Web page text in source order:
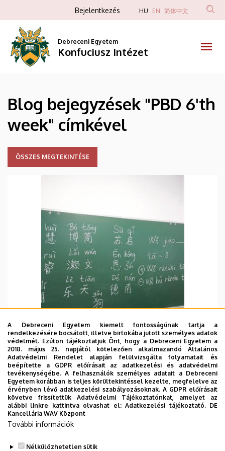
6'th
week
Konfuciusz
Intézet
a
tartalomra
Anonim
fiók
menüje
Bejelentkezés HU EN 简体中文
Debreceni Egyetem
Konfuciusz Intézet
Blog bejegyzések "PBD 6'th
week" címkével
ÖSSZES MEGTEKINTÉSE
PBD 2022.10.10-14.
A héten is nagyon izgalmasan teltek a kínai órák,
hétfőn még egy amőbához hasonló játékot is
készítettünk, ahol a hallgatóknak fel kellett
ismerniük különféle kínai szavakat, kifejezéseket,
majd azokat összekötve öt darabot összegyűjteni,
csoport) nehogy megakadályozza ezt. A hallgatók
A Debreceni Egyetem kiemelt fontosságúnak tartja a
rendelkezésére bocsátott, illetve birtokába jutott személyes adatok
védelmét. Ezúton tájékoztatjuk Önt, hogy a Debreceni Egyetem a
2018. május 25. napjától kötelezően alkalmazandó Általános
Adatvédelmi Rendelet alapján felülvizsgálta folyamatait és
beépítette a GDPR előírásait az adatkezelési és adatvédelmi
tevékenységébe. A felhasználók személyes adatait a Debreceni
Egyetem korábban is teljes körültekintéssel kezelte, megfelelve az
érvényben lévő adatkezelési szabályozásoknak. A GDPR előírásait
követve frissítettük Adatvédelmi Tájékoztatónkat, amelyet az
alábbi linkre kattintva olvashat el:Adatkezelési tájékoztató. DE
Kancellária WAV Központ
További információk
Nélkülözhetetlen sütik